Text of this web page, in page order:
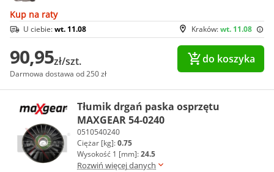
Kup na raty
Kraków:wt. 11.08
U ciebie:wt. 11.08
90,95zł/szt.
Darmowa dostawa od 250 zł
do koszyka
Tłumik drgań paska osprzętu
MAXGEAR 54-0240
0510540240
Ciężar [kg]:0.75
Wysokość 1 [mm]:24.5
Rozwiń więcej danych